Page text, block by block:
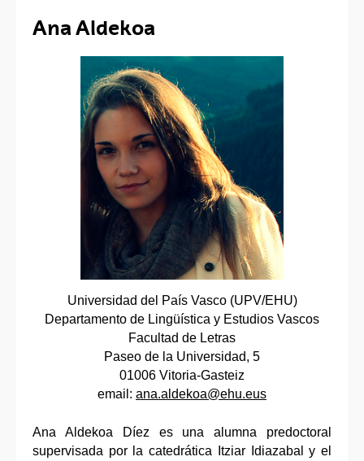
Ana Aldekoa
Universidad del País Vasco (UPV/EHU)
Departamento de Lingüística y Estudios Vascos
Facultad de Letras
Paseo de la Universidad, 5
01006 Vitoria-Gasteiz
email: ana.aldekoa@ehu.eus
Ana Aldekoa Díez es una alumna predoctoral
supervisada por la catedrática Itziar Idiazabal y el